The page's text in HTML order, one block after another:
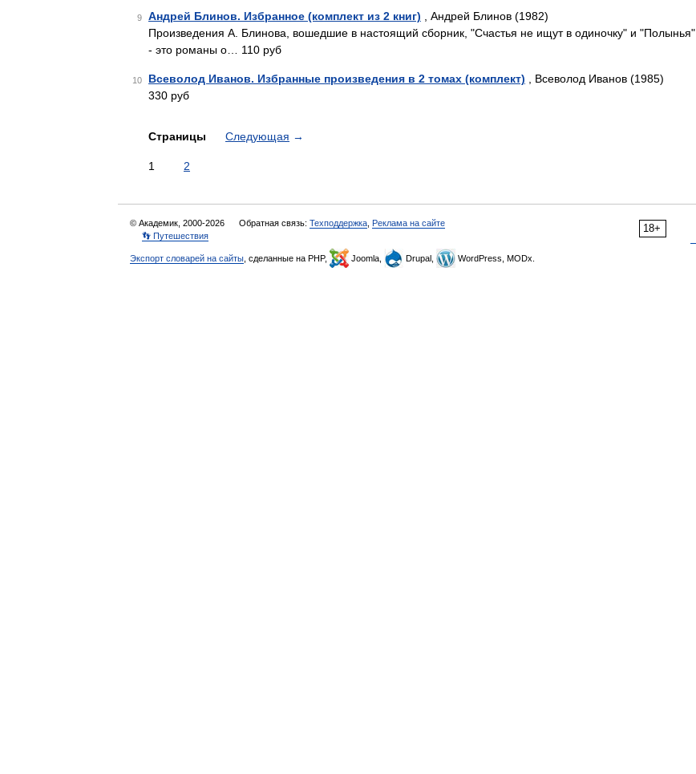
9 Андрей Блинов. Избранное (комплект из 2 книг) , Андрей Блинов (1982)
Произведения А. Блинова, вошедшие в настоящий сборник, "Счастья не ищут в одиночку" и "Полынья"
- это романы о… 110 руб
10 Всеволод Иванов. Избранные произведения в 2 томах (комплект) , Всеволод Иванов (1985)
330 руб
Страницы Следующая →
1 2
18+
© Академик, 2000-2026 Обратная связь: Техподдержка Реклама на сайте
👣 Путешествия
Экспорт словарей на сайты , сделанные на PHP, Joomla, Drupal, WordPress, MODx.